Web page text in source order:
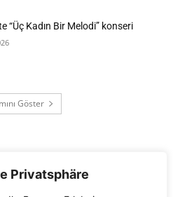
Privatsphäre
“Üç Kadın Bir Melodi” konseri
Göster